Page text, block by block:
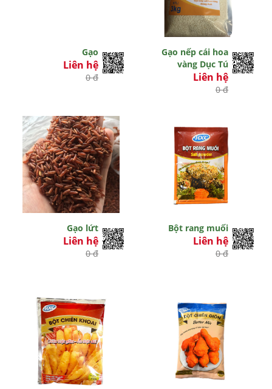
Gạo
Liên hệ
0 đ
Gạo nếp cái hoa
vàng Dục Tú
Liên hệ
0 đ
Gạo lứt
Liên hệ
0 đ
Bột rang muối
Liên hệ
0 đ